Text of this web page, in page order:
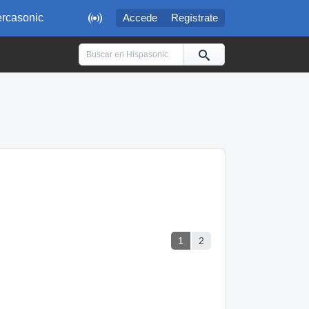
 Accede Regístrate
1 2